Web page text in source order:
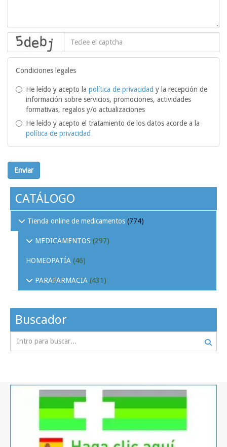
Condiciones legales
He leído y acepto la política de privacidad y la recepción de
información sobre servicios, promociones, actividades
formativas, regalos y/o actualizaciones
He leído y acepto el tratamiento de los datos acorde a la
política de privacidad
Enviar
CATÁLOGO
Tienda online de medicamentos (774)
MEDICAMENTOS (297)
HOMEOPATÍA (46)
PARAFARMACIA (431)
Buscador